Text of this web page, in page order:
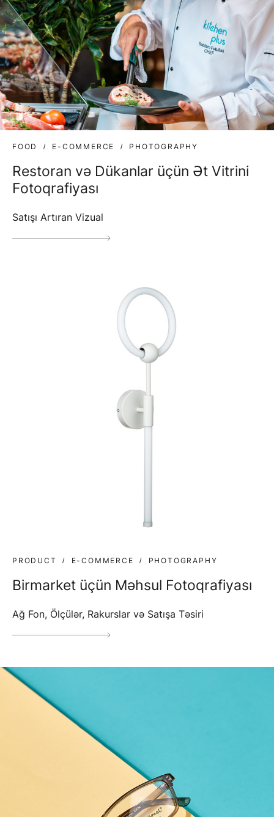
FOOD E-COMMERCE PHOTOGRAPHY
Restoran və Dükanlar üçün Ət Vitrini
Fotoqrafiyası
Satışı Artıran Vizual
PRODUCT E-COMMERCE PHOTOGRAPHY
Birmarket üçün Məhsul Fotoqrafiyası
Ağ Fon, Ölçülər, Rakurslar və Satışa Təsiri